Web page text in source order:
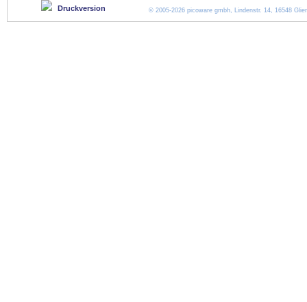
Druckversion © 2005-2026 picoware gmbh, Lindenstr. 14, 16548